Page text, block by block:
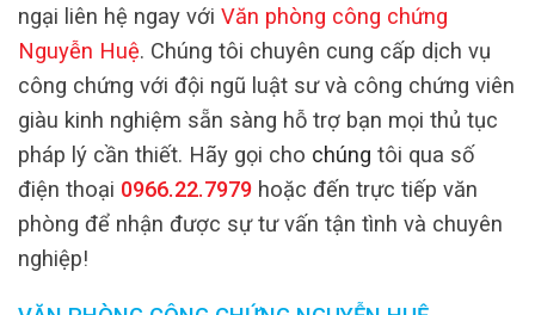
ngại liên hệ ngay với Văn phòng công chứng
Nguyễn Huệ. Chúng tôi chuyên cung cấp dịch vụ
công chứng với đội ngũ luật sư và công chứng viên
giàu kinh nghiệm sẵn sàng hỗ trợ bạn mọi thủ tục
pháp lý cần thiết. Hãy gọi cho chúng tôi qua số
điện thoại 0966.22.7979 hoặc đến trực tiếp văn
phòng để nhận được sự tư vấn tận tình và chuyên
nghiệp!